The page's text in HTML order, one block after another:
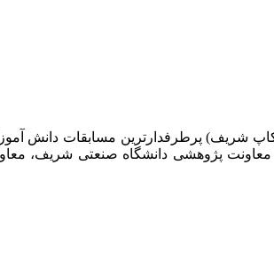
شریف) پرطرفدارترین مسابقات دانش
معاونت پژوهشی دانشگاه صنعتی شریف،